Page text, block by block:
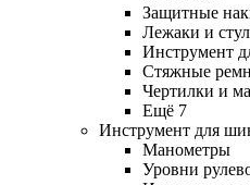
Защитные
Лежаки и
Инструмент
Стяжные
Чертилки и
Ещё 7
Инструмент для
Манометры
Уровни